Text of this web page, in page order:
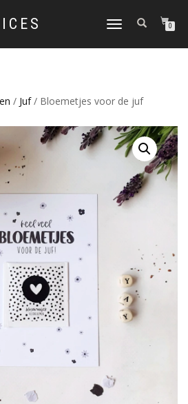
SCHAKEL
MENU
0
/ Juf/ Bloemetjes voor de juf